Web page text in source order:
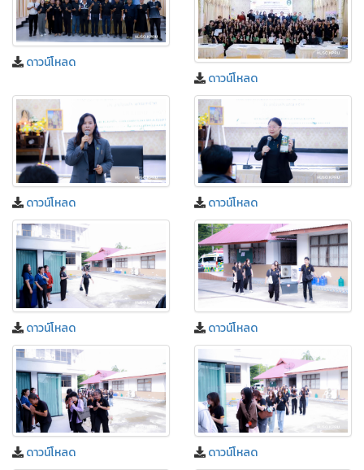
ดาวน์โหลด
ดาวน์โหลด
ดาวน์โหลด ดาวน์โหลด
ดาวน์โหลด ดาวน์โหลด
ดาวน์โหลด ดาวน์โหลด